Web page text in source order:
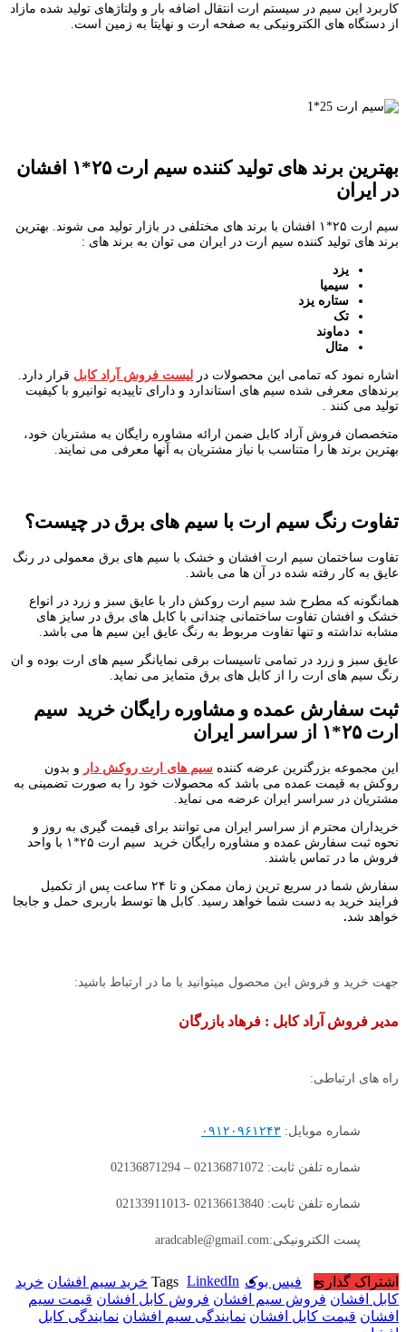
کاربرد این سیم در سیستم ارت انتقال اضافه بار و ولتاژهای تولید شده مازاد
از دستگاه های الکترونیکی به صفحه ارت و نهایتا به زمین است.
بهترین برند های تولید کننده سیم ارت ۲۵*۱ افشان
در ایران
سیم ارت ۲۵*۱ افشان با برند های مختلفی در بازار تولید می شوند. بهترین
برند های تولید کننده سیم ارت در ایران می توان به برند های :
یزد
سیمیا
ستاره یزد
تک
دماوند
متال
اشاره نمود که تمامی این محصولات در لیست فروش آراد کابل قرار دارد.
برندهای معرفی شده سیم های استاندارد و دارای تاییدیه توانیرو با کیفیت
تولید می کنند .
متخصصان فروش آراد کابل ضمن ارائه مشاوره رایگان به مشتریان خود،
بهترین برند ها را متناسب با نیاز مشتریان به آنها معرفی می نمایند.
تفاوت رنگ سیم ارت با سیم های برق در چیست؟
تفاوت ساختمان سیم ارت افشان و خشک با سیم های برق معمولی در رنگ
عایق به کار رفته شده در آن ها می باشد.
همانگونه که مطرح شد سیم ارت روکش دار با عایق سبز و زرد در انواع
خشک و افشان تفاوت ساختمانی چندانی با کابل های برق در سایز های
مشابه نداشته و تنها تفاوت مربوط به رنگ عایق این سیم ها می باشد.
عایق سبز و زرد در تمامی تاسیسات برقی نمایانگر سیم های ارت بوده و ان
رنگ سیم های ارت را از کابل های برق متمایز می نماید.
ثبت سفارش عمده و مشاوره رایگان خرید سیم
ارت ۲۵*۱ از سراسر ایران
این مجموعه بزرگترین عرضه کننده سیم های ارت روکش دار و بدون
روکش به قیمت عمده می باشد که محصولات خود را به صورت تضمینی به
مشتریان در سراسر ایران عرضه می نماید.
خریداران محترم از سراسر ایران می توانند برای قیمت گیری به روز و
نحوه ثبت سفارش عمده و مشاوره رایگان خرید سیم ارت ۲۵*۱ با واحد
فروش ما در تماس باشند.
سفارش شما در سریع ترین زمان ممکن و تا ۲۴ ساعت پس از تکمیل
فرایند خرید به دست شما خواهد رسید. کابل ها توسط باربری حمل و جابجا
خواهد شد .
جهت خرید و فروش این محصول میتوانید با ما در ارتباط باشید:
مدیر فروش آراد کابل : فرهاد بازرگان
راه های ارتباطی:
شماره موبایل: ۰۹۱۲۰۹۶۱۲۴۳
شماره تلفن ثابت: 02136871072 – 02136871294
شماره تلفن ثابت: 02136613840 -02133911013
پست الکترونیکی:aradcable@gmail.com
اشتراک گذاری فیس بوک LinkedIn
Tags خرید سیم افشان خرید
کابل افشان فروش سیم افشان فروش کابل افشان قیمت سیم
افشان قیمت کابل افشان نمایندگی سیم افشان نمایندگی کابل